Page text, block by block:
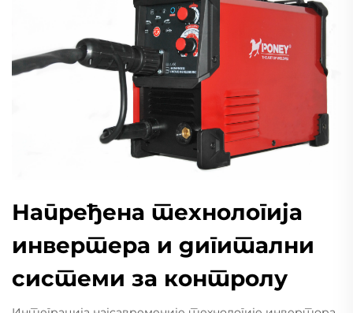
Напређена технологија
инвертера и дигитални
системи за контролу